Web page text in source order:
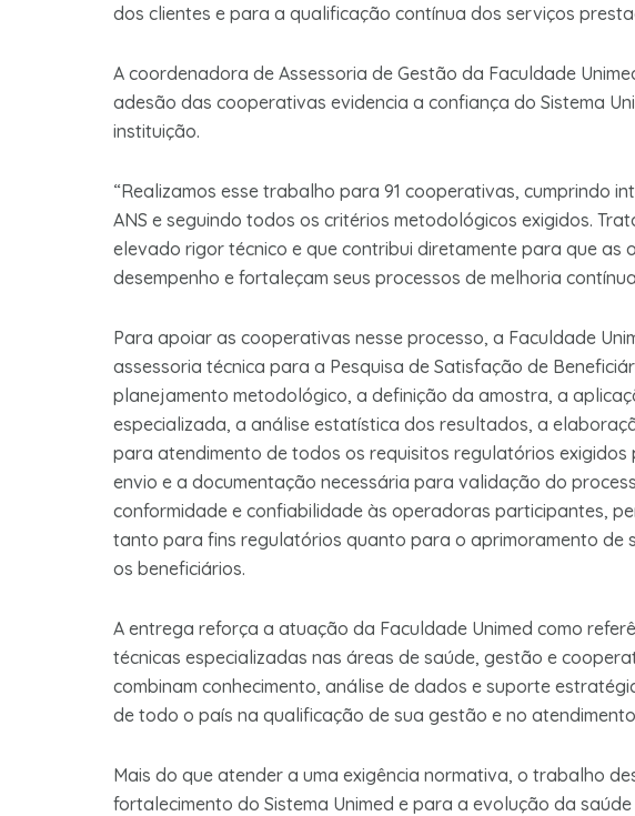
dos clientes e para a qualificação contínua dos serviços
A coordenadora de Assessoria de Gestão da Faculdade
adesão das cooperativas evidencia a confiança do Sistema
instituição.
“Realizamos esse trabalho para 91 cooperativas, cumprindo
ANS e seguindo todos os critérios metodológicos exigidos.
elevado rigor técnico e que contribui diretamente para que as
desempenho e fortaleçam seus processos de melhoria
Para apoiar as cooperativas nesse processo, a Faculdade
assessoria técnica para a Pesquisa de Satisfação de
planejamento metodológico, a definição da amostra, a
especializada, a análise estatística dos resultados, a
para atendimento de todos os requisitos regulatórios exigidos
envio e a documentação necessária para validação do
conformidade e confiabilidade às operadoras participantes,
tanto para fins regulatórios quanto para o aprimoramento de
os beneficiários.
A entrega reforça a atuação da Faculdade Unimed como
técnicas especializadas nas áreas de saúde, gestão e
combinam conhecimento, análise de dados e suporte
de todo o país na qualificação de sua gestão e no
Mais do que atender a uma exigência normativa, o trabalho
fortalecimento do Sistema Unimed e para a evolução da